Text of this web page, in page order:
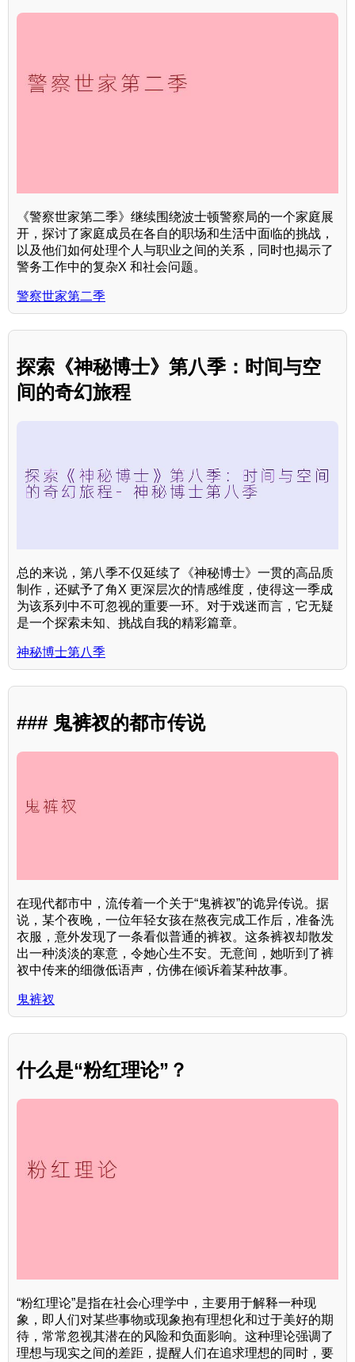
《警察世家第二季》继续围绕波士顿警察局的一个家庭展
开，探讨了家庭成员在各自的职场和生活中面临的挑战，
以及他们如何处理个人与职业之间的关系，同时也揭示了
警务工作中的复杂X 和社会问题。
警察世家第二季
探索《神秘博士》第八季：时间与空
间的奇幻旅程
总的来说，第八季不仅延续了《神秘博士》一贯的高品质
制作，还赋予了角X 更深层次的情感维度，使得这一季成
为该系列中不可忽视的重要一环。对于戏迷而言，它无疑
是一个探索未知、挑战自我的精彩篇章。
神秘博士第八季
### 鬼裤衩的都市传说
在现代都市中，流传着一个关于“鬼裤衩”的诡异传说。据
说，某个夜晚，一位年轻女孩在熬夜完成工作后，准备洗
衣服，意外发现了一条看似普通的裤衩。这条裤衩却散发
出一种淡淡的寒意，令她心生不安。无意间，她听到了裤
衩中传来的细微低语声，仿佛在倾诉着某种故事。
鬼裤衩
什么是“粉红理论”？
“粉红理论”是指在社会心理学中，主要用于解释一种现
象，即人们对某些事物或现象抱有理想化和过于美好的期
待，常常忽视其潜在的风险和负面影响。这种理论强调了
理想与现实之间的差距，提醒人们在追求理想的同时，要